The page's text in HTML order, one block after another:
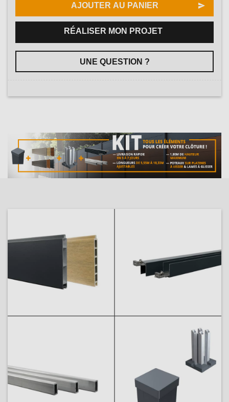
AJOUTER AU PANIER
RÉALISER MON PROJET
UNE QUESTION ?